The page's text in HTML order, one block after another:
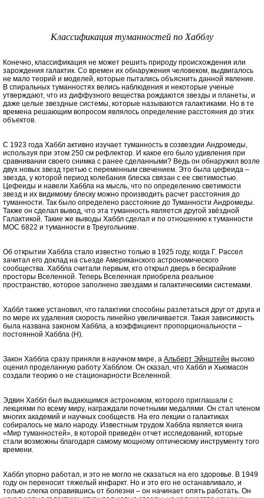
Классификация туманностей по Хабблу
Конечно, классификация не может решить природу происхождения или
зарождения галактик. Со времен их обнаружения человеком, выдвигалось
не мало теорий и моделей, которые пытались объяснить данной явление.
В спиральных туманностях велись наблюдения и некоторые ученые
утверждают, что из диффузного вещества рождаются звезды и планеты, и
даже целые звездные системы, которые называются галактиками. Но в те
времена решающим вопросом являлось определение расстояния до этих
объектов.
С 1923 года Хаббл активно изучает туманность в созвездии Андромеды,
используя при этом 250 см рефлектор. И какое его было удивления при
сравнивании своего снимка с ранее сделанными? Ведь он обнаружил возле
двух новых звезд третью с переменным свечением. Это была цефеида –
звезда, у которой период колебания блеска связан с ее светимостью.
Цефеиды и навели Хаббла на мысль, что по определению светимости
звезд и их видимому блеску можно производить расчет расстояния до
туманности. Так было определено расстояние до Туманности Андромеды.
Также он сделал вывод, что эта туманность является другой звёздной
Галактикой. Такие же выводы Хаббл сделал и по отношению к туманности
МОС 6822 и туманности в Треугольнике.
Об открытии Хаббла стало известно только в 1925 году, когда Г. Рассел
зачитал его доклад на съезде Американского астрономического
сообщества. Хаббла считали первым, кто открыл дверь в бескрайние
просторы Вселенной. Теперь Вселенная приобрела реальное
пространство, которое заполнено звездами и галактическими системами.
Хаббл также установил, что галактики способны разлетаться друг от друга и
по мере их удаления скорость линейно увеличивается. Такая зависимость
была названа законом Хаббла, а коэффициент пропорциональности –
постоянной Хаббла (Н).
Закон Хаббла сразу приняли в научном мире, а Альберт Эйнштейн высоко
оценил проделанную работу Хабблом. Он сказал, что Хаббл и Хьюмасон
создали теорию о не стационарности Вселенной.
Эдвин Хаббл был выдающимся астрономом, которого приглашали с
лекциями по всему миру, награждали почетными медалями. Он стал членом
многих академий и научных сообществ. На его лекции о галактиках
собиралось не мало народу. Известным трудом Хаббла является книга
«Мир туманностей», в которой приведён отчет исследований, которые
стали возможны благодаря самому мощному оптическому инструменту того
времени.
Хаббл упорно работал, и это не могло не сказаться на его здоровье. В 1949
году он переносит тяжелый инфаркт. Но и это его не останавливало, и
только слегка оправившись от болезни – он начинает опять работать. Он